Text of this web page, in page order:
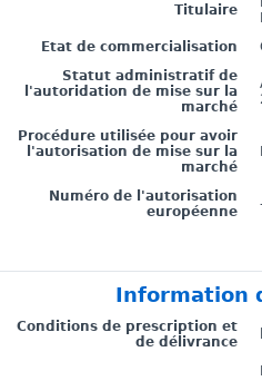
Titulaire
Etat de commercialisation
Statut administratif de
l'autoridation de mise sur la
marché
Procédure utilisée pour avoir
l'autorisation de mise sur la
marché
Numéro de l'autorisation
européenne
Information
Conditions de prescription et
de délivrance